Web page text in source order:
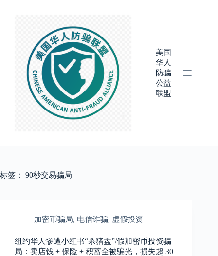
美国
华人
防骗
公益
联盟
标签： 90秒交易骗局
加密币骗局, 电信诈骗, 虚假投资
纽约华人惨遭小红书“杀猪盘”/假加密币投资骗
局：卖店钱 + 保险 + 积蓄全被骗光，损失超 30